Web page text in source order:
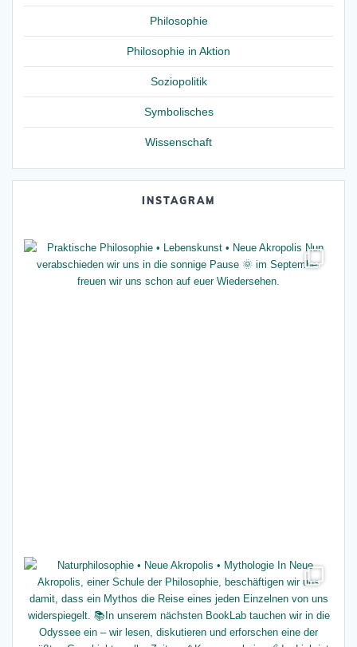
Philosophie
Philosophie in Aktion
Soziopolitik
Symbolisches
Wissenschaft
INSTAGRAM